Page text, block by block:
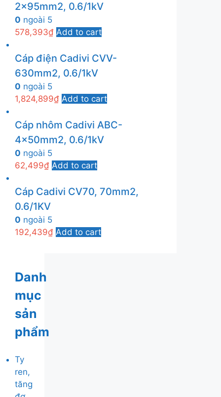
2x95mm2, 0.6/1kV
0 ngoài 5
578,393₫ Add to cart
Cáp điện Cadivi CVV-
630mm2, 0.6/1kV
0 ngoài 5
1,824,899₫ Add to cart
Cáp nhôm Cadivi ABC-
4x50mm2, 0.6/1kV
0 ngoài 5
62,499₫ Add to cart
Cáp Cadivi CV70, 70mm2,
0.6/1KV
0 ngoài 5
192,439₫ Add to cart
Danh
mục
sản
phẩm
Ty
ren,
tăng